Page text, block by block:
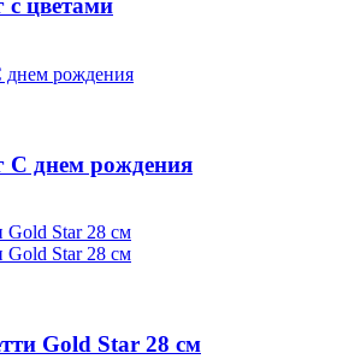
с цветами
С днем рождения
Gold Star 28 см